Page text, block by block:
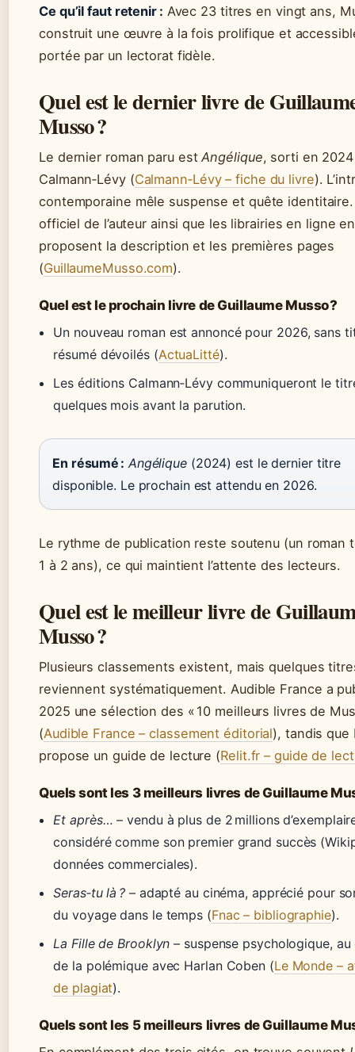
Ce qu’il faut retenir : Avec 23 titres en vingt ans,
construit une œuvre à la fois prolifique et
portée par un lectorat fidèle.
Quel est le dernier livre de
Musso ?
Le dernier roman paru estAngélique, sorti en
Calmann‑Lévy (Calmann‑Lévy – fiche du livre).
contemporaine mêle suspense et quête
officiel de l’auteur ainsi que les librairies en ligne en
proposent la description et les premières pages
(GuillaumeMusso.com).
Quel est le prochain livre de Guillaume Musso ?
Un nouveau roman est annoncé pour 2026, sans
résumé dévoilés (ActuaLitté).
Les éditions Calmann‑Lévy communiqueront le
quelques mois avant la parution.
En résumé : Angélique(2024) est le dernier titre
disponible. Le prochain est attendu en 2026.
Le rythme de publication reste soutenu (un roman
1 à 2 ans), ce qui maintient l’attente des lecteurs.
Quel est le meilleur livre de
Musso ?
Plusieurs classements existent, mais quelques
reviennent systématiquement. Audible France a
2025 une sélection des « 10 meilleurs livres de
(Audible France – classement éditorial), tandis que
propose un guide de lecture (Relit.fr – guide de
Quels sont les 3 meilleurs livres de Guillaume
Et après… – vendu à plus de 2 millions
considéré comme son premier grand succès
données commerciales).
Seras‑tu là ? – adapté au cinéma, apprécié pour
du voyage dans le temps (Fnac – bibliographie).
La Fille de Brooklyn – suspense psychologique,
de la polémique avec Harlan Coben (Le Monde –
de plagiat).
Quels sont les 5 meilleurs livres de Guillaume